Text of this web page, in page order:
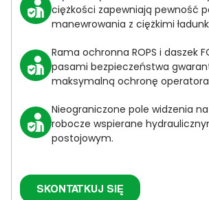
ciężkości zapewniają pewność
manewrowania z ciężkimi
Rama ochronna ROPS i daszek
pasami bezpieczeństwa
maksymalną ochronę
Nieograniczone pole widzenia
robocze wspierane
postojowym.
SKONTATKUJ SIĘ